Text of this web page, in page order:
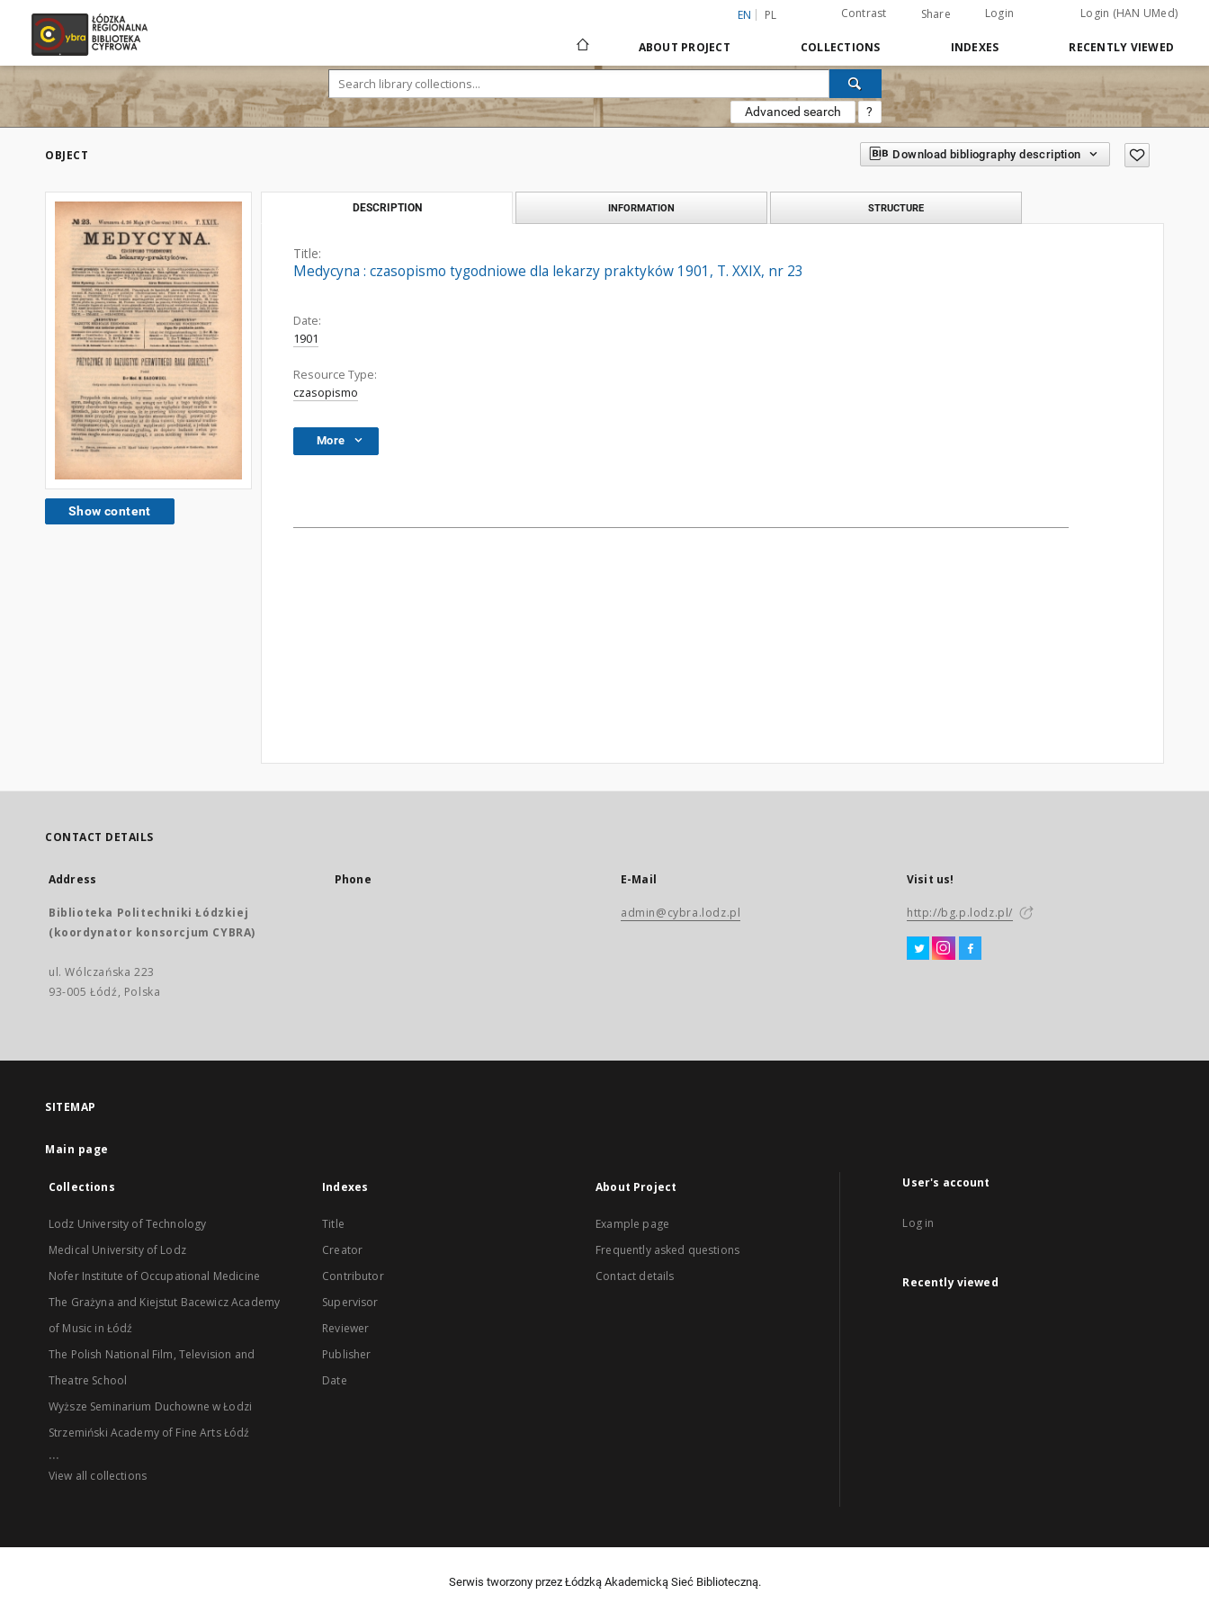
EN PL Contrast Share Login Login (HAN UMed)
ABOUT PROJECT COLLECTIONS INDEXES RECENTLY VIEWED
Advanced search ?
OBJECT Download bibliography description
Show content
DESCRIPTION INFORMATION STRUCTURE
Title:
Medycyna : czasopismo tygodniowe dla lekarzy praktyków 1901, T. XXIX, nr 23
Date:
1901
Resource Type:
czasopismo
More
CONTACT DETAILS
Address
Biblioteka Politechniki Łódzkiej
(koordynator konsorcjum CYBRA)
ul. Wólczańska 223
93-005 Łódź, Polska
Phone E-Mail
admin@cybra.lodz.pl
Visit us!
http://bg.p.lodz.pl/
SITEMAP
Main page
Collections
Lodz University of Technology
Medical University of Lodz
Nofer Institute of Occupational Medicine
The Grażyna and Kiejstut Bacewicz Academy
of Music in Łódź
The Polish National Film, Television and
Theatre School
Wyższe Seminarium Duchowne w Łodzi
Strzemiński Academy of Fine Arts Łódź
...
View all collections
Indexes
Title
Creator
Contributor
Supervisor
Reviewer
Publisher
Date
About Project
Example page
Frequently asked questions
Contact details
User's account
Log in
Recently viewed
Serwis tworzony przez Łódzką Akademicką Sieć Biblioteczną.